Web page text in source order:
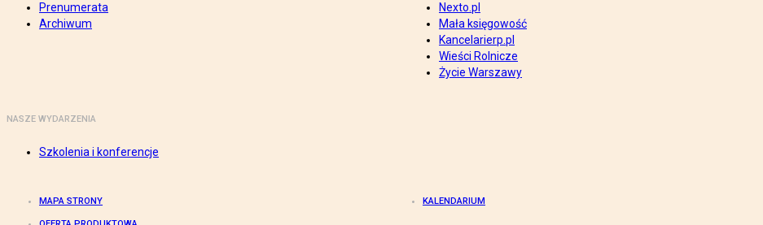
Prenumerata
Archiwum
Nexto.pl
Mała księgowość
Kancelarierp.pl
Wieści Rolnicze
Życie Warszawy
NASZE WYDARZENIA
Szkolenia i konferencje
MAPA STRONY KALENDARIUM